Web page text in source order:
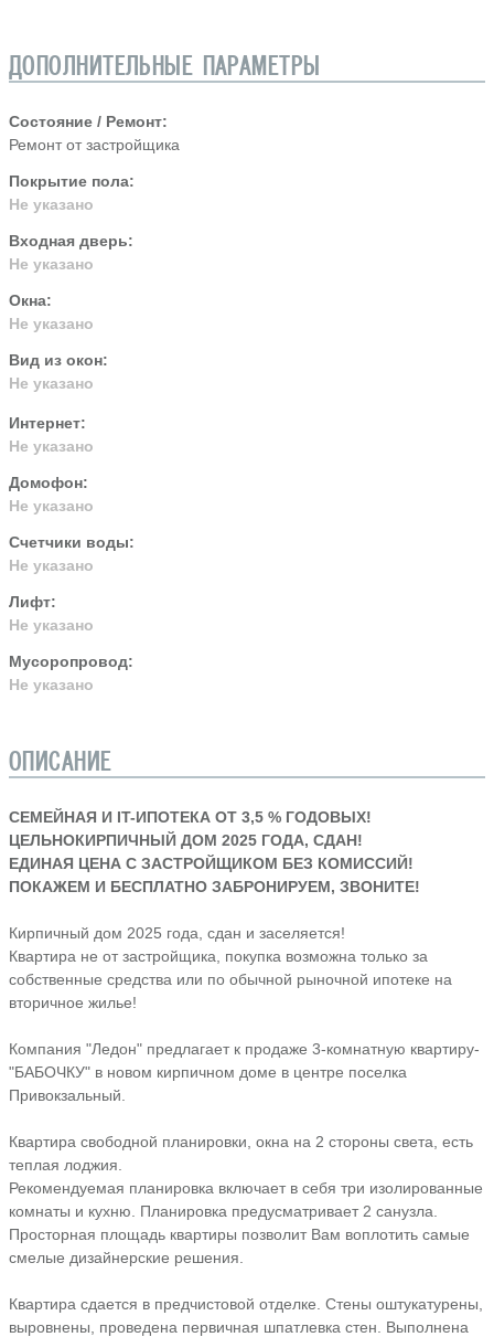
ДОПОЛНИТЕЛЬНЫЕ ПАРАМЕТРЫ
Состояние / Ремонт:
Ремонт от застройщика
Покрытие пола:
Не указано
Входная дверь:
Не указано
Окна:
Не указано
Вид из окон:
Не указано
Интернет:
Не указано
Домофон:
Не указано
Счетчики воды:
Не указано
Лифт:
Не указано
Мусоропровод:
Не указано
ОПИСАНИЕ
СЕМЕЙНАЯ И IT-ИПОТЕКА ОТ 3,5 % ГОДОВЫХ!
ЦЕЛЬНОКИРПИЧНЫЙ ДОМ 2025 ГОДА, СДАН!
ЕДИНАЯ ЦЕНА С ЗАСТРОЙЩИКОМ БЕЗ КОМИССИЙ!
ПОКАЖЕМ И БЕСПЛАТНО ЗАБРОНИРУЕМ, ЗВОНИТЕ!
Кирпичный дом 2025 года, cдан и засeляется!
Квартира не от застройщика, покупка возможна только за
собственные средства или по обычной рыночной ипотеке на
вторичное жилье!
Компания "Ледон" предлагает к продаже 3-комнатную квартиру-
"БАБОЧКУ" в новом кирпичном доме в центре поселка
Привокзальный.
Квартира свободной планировки, окна на 2 стороны света, есть
теплая лоджия.
Рекомендуемая планировка включает в себя три изолированные
комнаты и кухню. Планировка предусматривает 2 санузла.
Просторная площадь квартиры позволит Вам воплотить самые
смелые дизайнерские решения.
Квартира сдается в предчистовой отделке. Стены оштукатурены,
выровнены, проведена первичная шпатлевка стен. Выполнена